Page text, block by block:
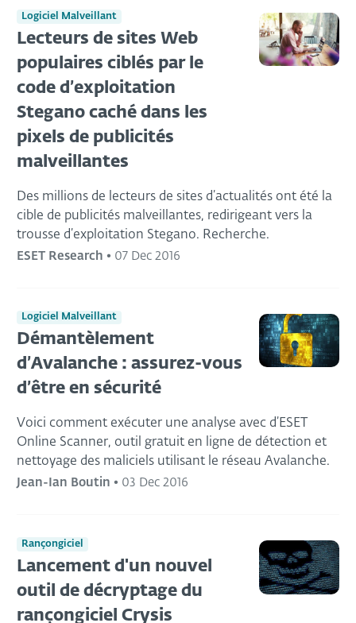
Logiciel Malveillant
Lecteurs de sites Web
populaires ciblés par le
code d’exploitation
Stegano caché dans les
pixels de publicités
malveillantes
Des millions de lecteurs de sites d’actualités ont été la
cible de publicités malveillantes, redirigeant vers la
trousse d’exploitation Stegano. Recherche.
ESET Research • 07 Dec 2016
Logiciel Malveillant
Démantèlement
d’Avalanche : assurez-vous
d’être en sécurité
Voici comment exécuter une analyse avec d’ESET
Online Scanner, outil gratuit en ligne de détection et
nettoyage des maliciels utilisant le réseau Avalanche.
Jean-Ian Boutin • 03 Dec 2016
Rançongiciel
Lancement d'un nouvel
outil de décryptage du
rançongiciel Crysis